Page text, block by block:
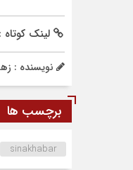
لینک کوتاه :
نویسنده :
برچسب ها
sinakhabar